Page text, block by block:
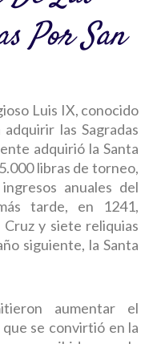
Por San
Luis IX, conocido
las Sagradas
adquirió la Santa
libras de torneo,
anuales del
tarde, en 1241,
y siete reliquias
siguiente, la Santa
aumentar el
se convirtió en la